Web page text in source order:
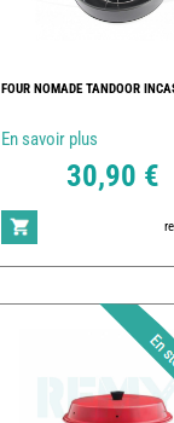
FOUR NOMADE TANDOOR
En savoir plus
30,90 €